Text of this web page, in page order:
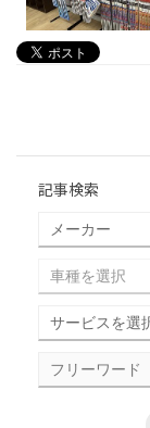
記事検索